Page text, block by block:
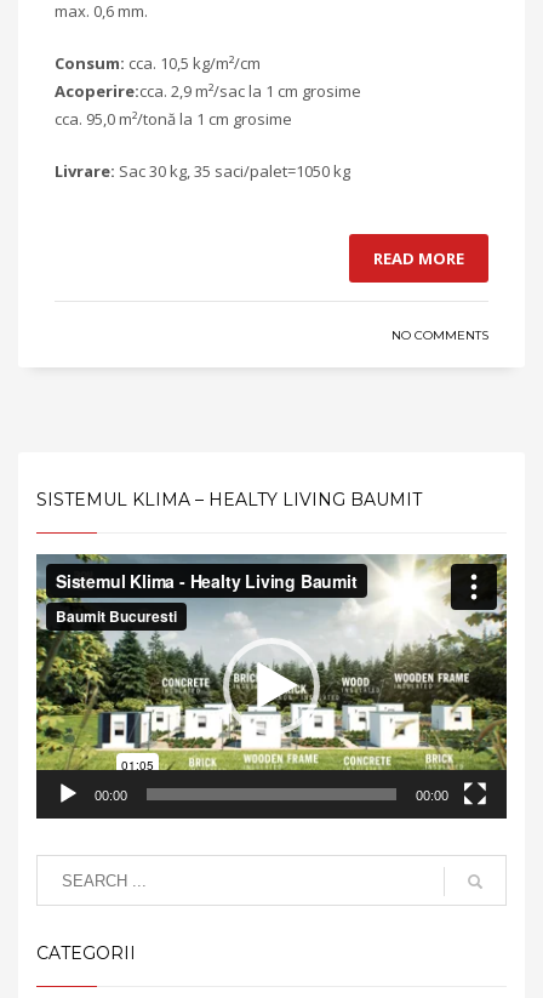
max. 0,6 mm.
Consum: cca. 10,5 kg/m²/cm
Acoperire:cca. 2,9 m²/sac la 1 cm grosime
cca. 95,0 m²/tonă la 1 cm grosime
Livrare: Sac 30 kg, 35 saci/palet=1050 kg
READ MORE
NO COMMENTS
SISTEMUL KLIMA – HEALTY LIVING BAUMIT
Video
Player
00:00 00:00
CATEGORII